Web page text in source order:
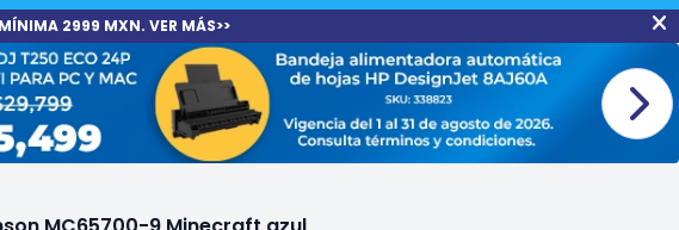
2999 MXN. VER MÁS>>